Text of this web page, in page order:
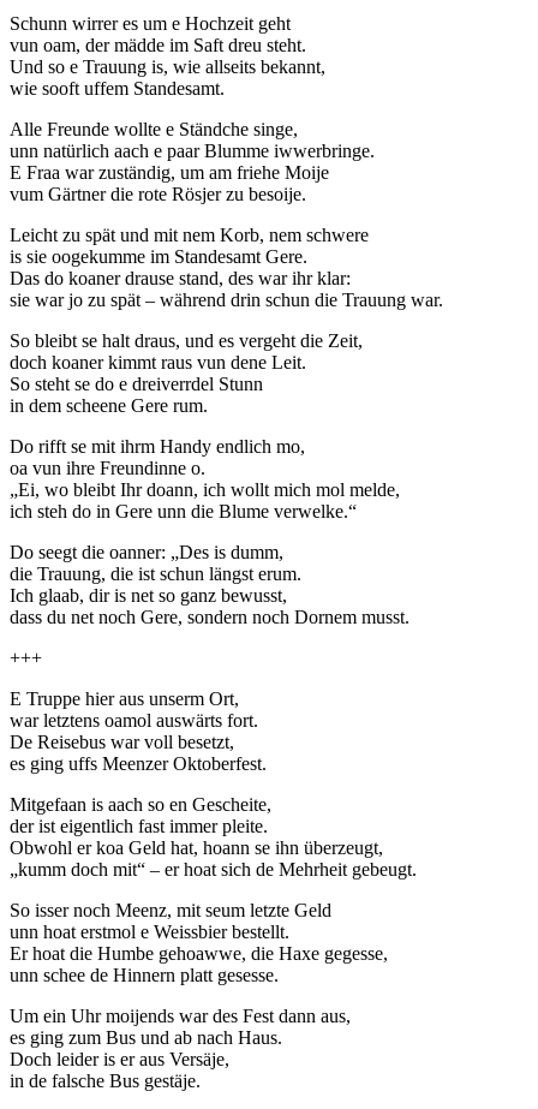
Schunn wirrer es um e Hochzeit geht
vun oam, der mädde im Saft dreu steht.
Und so e Trauung is, wie allseits bekannt,
wie sooft uffem Standesamt.
Alle Freunde wollte e Ständche singe,
unn natürlich aach e paar Blumme iwwerbringe.
E Fraa war zuständig, um am friehe Moije
vum Gärtner die rote Rösjer zu besoije.
Leicht zu spät und mit nem Korb, nem schwere
is sie oogekumme im Standesamt Gere.
Das do koaner drause stand, des war ihr klar:
sie war jo zu spät – während drin schun die Trauung war.
So bleibt se halt draus, und es vergeht die Zeit,
doch koaner kimmt raus vun dene Leit.
So steht se do e dreiverrdel Stunn
in dem scheene Gere rum.
Do rifft se mit ihrm Handy endlich mo,
oa vun ihre Freundinne o.
„Ei, wo bleibt Ihr doann, ich wollt mich mol melde,
ich steh do in Gere unn die Blume verwelke.“
Do seegt die oanner: „Des is dumm,
die Trauung, die ist schun längst erum.
Ich glaab, dir is net so ganz bewusst,
dass du net noch Gere, sondern noch Dornem musst.
+++
E Truppe hier aus unserm Ort,
war letztens oamol auswärts fort.
De Reisebus war voll besetzt,
es ging uffs Meenzer Oktoberfest.
Mitgefaan is aach so en Gescheite,
der ist eigentlich fast immer pleite.
Obwohl er koa Geld hat, hoann se ihn überzeugt,
„kumm doch mit“ – er hoat sich de Mehrheit gebeugt.
So isser noch Meenz, mit seum letzte Geld
unn hoat erstmol e Weissbier bestellt.
Er hoat die Humbe gehoawwe, die Haxe gegesse,
unn schee de Hinnern platt gesesse.
Um ein Uhr moijends war des Fest dann aus,
es ging zum Bus und ab nach Haus.
Doch leider is er aus Versäje,
in de falsche Bus gestäje.